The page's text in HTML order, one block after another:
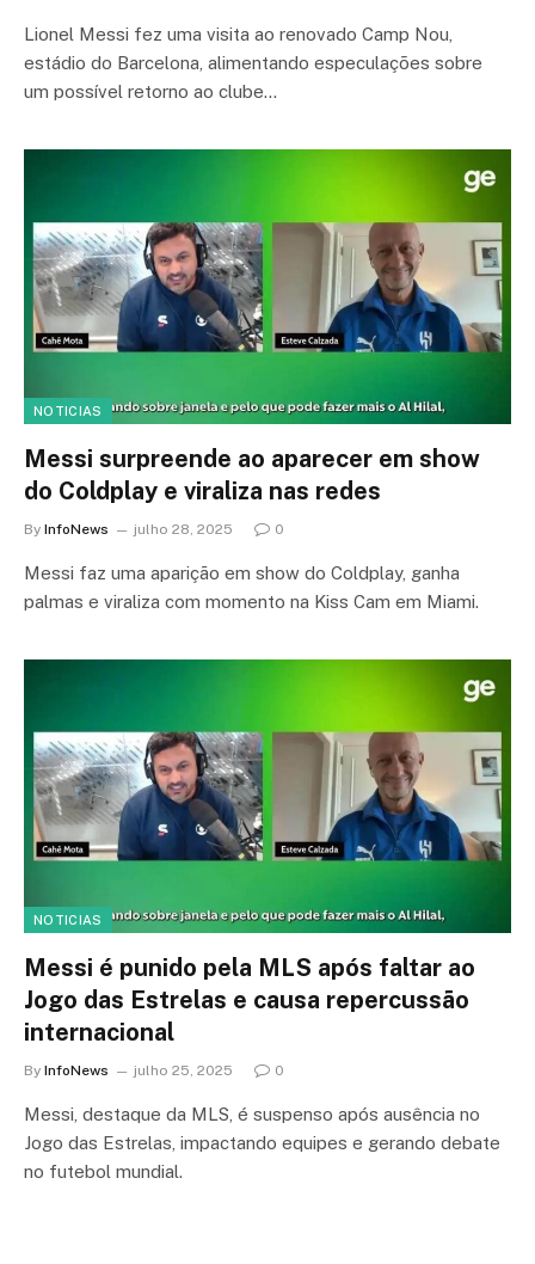
Lionel Messi fez uma visita ao renovado Camp Nou,
estádio do Barcelona, alimentando especulações sobre
um possível retorno ao clube…
NOTICIAS
Messi surpreende ao aparecer em show
do Coldplay e viraliza nas redes
By InfoNews julho 28, 2025 0
Messi faz uma aparição em show do Coldplay, ganha
palmas e viraliza com momento na Kiss Cam em Miami.
NOTICIAS
Messi é punido pela MLS após faltar ao
Jogo das Estrelas e causa repercussão
internacional
By InfoNews julho 25, 2025 0
Messi, destaque da MLS, é suspenso após ausência no
Jogo das Estrelas, impactando equipes e gerando debate
no futebol mundial.